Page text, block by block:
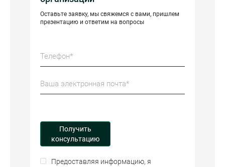
Оставьте заявку, мы свяжемся с вами, пришлем
презентацию и ответим на вопросы
Предоставляя информацию, я